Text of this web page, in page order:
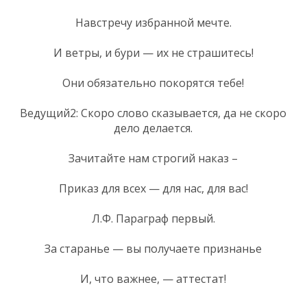
Навстречу избранной мечте.
И ветры, и бури — их не страшитесь!
Они обязательно покорятся тебе!
Ведущий2: Скоро слово сказывается, да не скоро
дело делается.
Зачитайте нам строгий наказ –
Приказ для всех — для нас, для вас!
Л.Ф. Параграф первый.
За старанье — вы получаете признанье
И, что важнее, — аттестат!